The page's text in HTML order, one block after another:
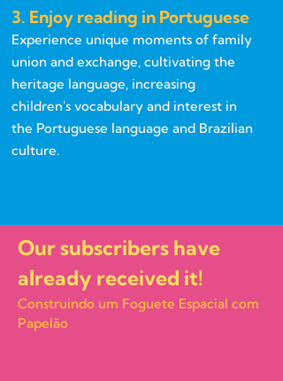
3. Enjoy reading in Portuguese
Experience unique moments of family
union and exchange, cultivating the
heritage language, increasing
children's vocabulary and interest in
the Portuguese language and Brazilian
culture.
Our subscribers have
already received it!
Construindo um Foguete Espacial com
Papelão